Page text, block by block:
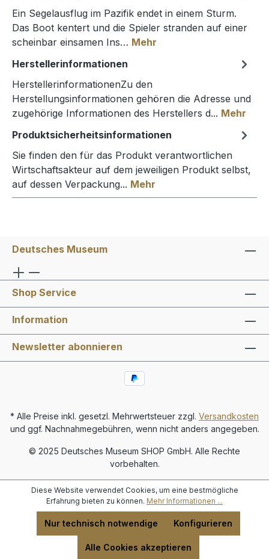
Ein Segelausflug im Pazifik endet in einem Sturm.
Das Boot kentert und die Spieler stranden auf einer
scheinbar einsamen Ins… Mehr
Herstellerinformationen
HerstellerinformationenZu den
Herstellungsinformationen gehören die Adresse und
zugehörige Informationen des Herstellers d... Mehr
Produktsicherheitsinformationen
Sie finden den für das Produkt verantwortlichen
Wirtschaftsakteur auf dem jeweiligen Produkt selbst,
auf dessen Verpackung... Mehr
Deutsches Museum
Shop Service
Information
Newsletter abonnieren
* Alle Preise inkl. gesetzl. Mehrwertsteuer zzgl. Versandkosten
und ggf. Nachnahmegebühren, wenn nicht anders angegeben.
© 2025 Deutsches Museum SHOP GmbH. Alle Rechte
vorbehalten.
Diese Website verwendet Cookies, um eine bestmögliche
Erfahrung bieten zu können. Mehr Informationen ...
Nur technisch notwendige Konfigurieren
Alle Cookies akzeptieren